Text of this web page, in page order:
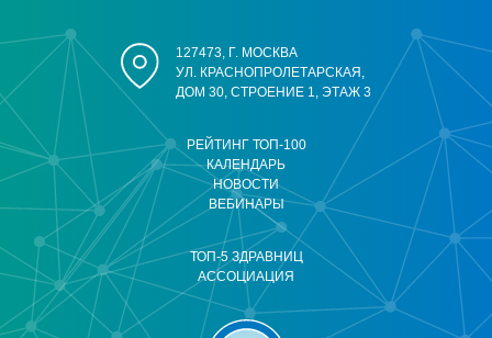
РЕЙТИНГ ТОП-100
КАЛЕНДАРЬ
НОВОСТИ
ВЕБИНАРЫ
ТОП-5 ЗДРАВНИЦ
АССОЦИАЦИЯ
127473, Г. МОСКВА
УЛ. КРАСНОПРОЛЕТАРСКАЯ,
ДОМ 30, СТРОЕНИЕ 1, ЭТАЖ 3